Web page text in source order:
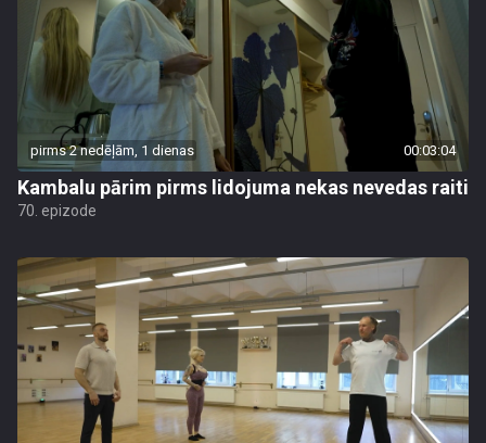
pirms 2 nedēļām, 1 dienas 00:03:04
Kambalu pārim pirms lidojuma nekas nevedas raiti
70. epizode